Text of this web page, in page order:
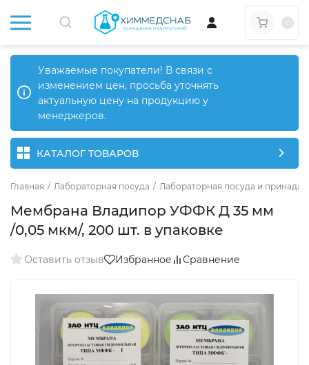
Уважаемые покупатели! В связи с
изменением цен, просьба уточнять
актуальную цену на продукцию у
менеджеров.
КАТАЛОГ ТОВАРОВ
Главная / Лабораторная посуда / Лабораторная посуда и
Мембрана Владипор УФФК Д 35 мм
/0,05 мкм/, 200 шт. в упаковке
Оставить отзыв Избранное Сравнение